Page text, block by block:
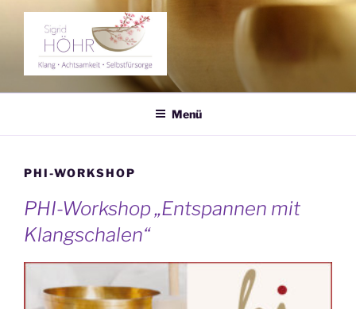
Zum
springen
KLANGERLEBNIS SIGRID
Klang – Achtsamkeit – Selbstfürsorge
Menü
PHI-WORKSHOP
PHI-Workshop „Entspannen mit
Klangschalen“